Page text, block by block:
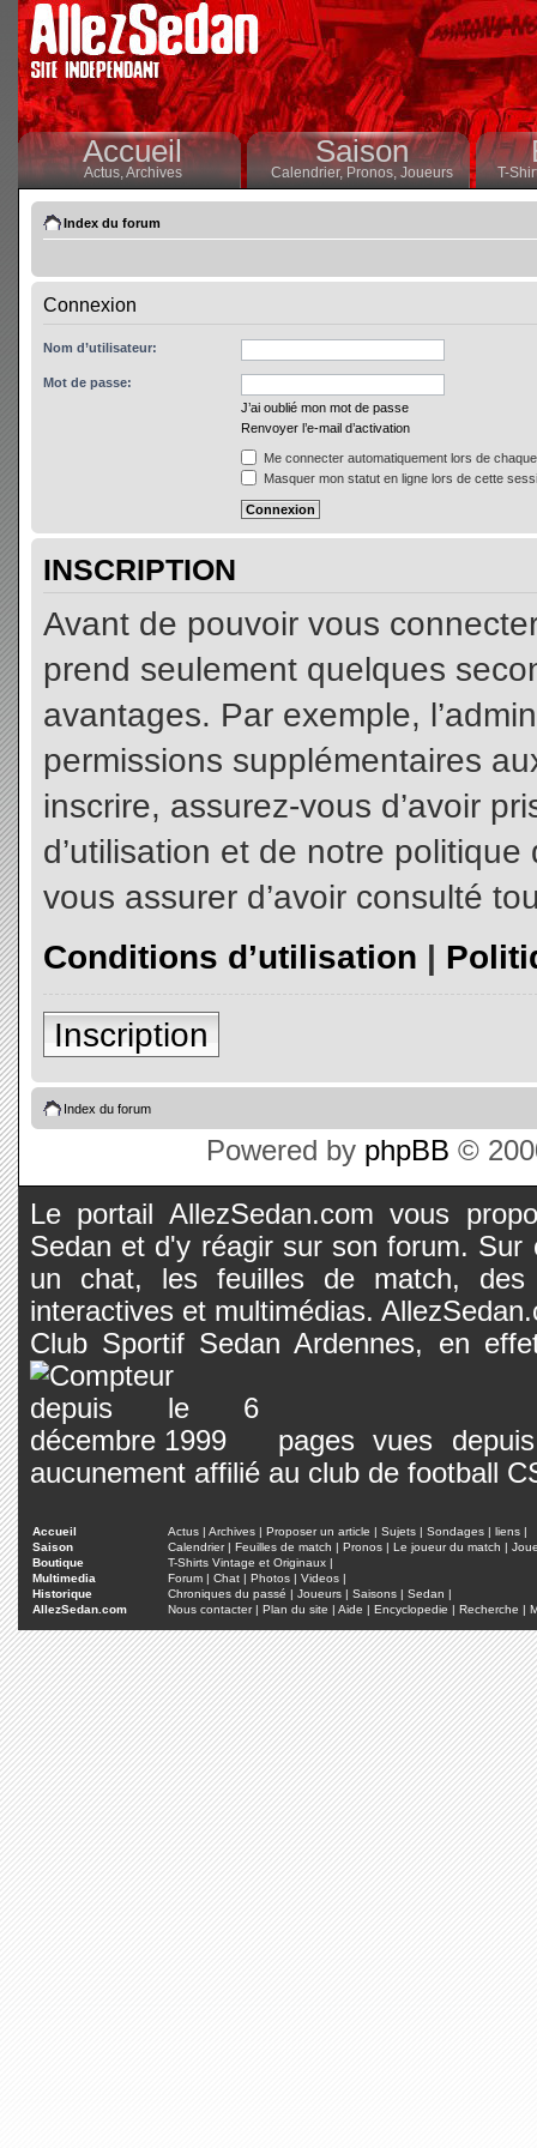
Accueil
Actus,Archives
Saison
Calendrier,Pronos, Joueurs T-
Index du forum
Connexion
Nom d’utilisateur:
Mot de passe:
J’ai oublié mon mot de passe
Renvoyer l’e-mail d’activation
Me connecter automatiquement lors de
Masquer mon statut en ligne lors de cette
INSCRIPTION
Avant de pouvoir vous
prend seulement quelques
avantages. Par exemple,
permissions supplémentaires
inscrire, assurez-vous d’avoir
d’utilisation et de notre
vous assurer d’avoir consulté
Conditions d’utilisation |
Inscription
Index du forum
Powered by phpBB ©
Le portail AllezSedan.com vous
Sedan et d'y réagir sur son forum.
un chat, les feuilles de match, des
interactives et multimédias.
Club Sportif Sedan Ardennes, en
pages vues
aucunement affilié au club de football
Accueil Actus | Archives | Proposer un article | Sujets | Sondages | liens |
Saison
Calendrier| Feuilles de match | Pronos | Le joueur du match |
Boutique
T-Shirts Vintage et Originaux |
Multimedia
Forum | Chat | Photos | Videos |
Historique
Chroniques du passé | Joueurs | Saisons | Sedan |
AllezSedan.com
Nous contacter| Plan du site | Aide | Encyclopedie | Recherche |